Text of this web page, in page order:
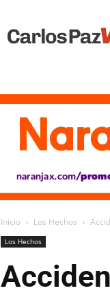
Vivo
Inicio Los Hechos
Los Hechos